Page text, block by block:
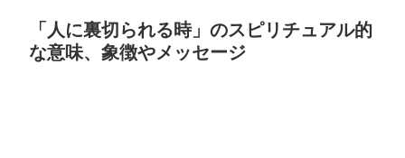
「人に裏切られる時」のスピリチュアル的
な意味、象徴やメッセージ